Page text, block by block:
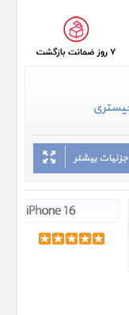
جزئیات بیشتر